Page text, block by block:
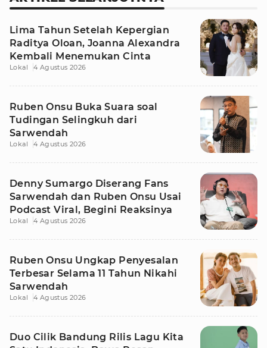
Lima Tahun Setelah Kepergian
Raditya Oloan, Joanna Alexandra
Kembali Menemukan Cinta
Lokal 4 Agustus 2026
Ruben Onsu Buka Suara soal
Tudingan Selingkuh dari
Sarwendah
Lokal 4 Agustus 2026
Denny Sumargo Diserang Fans
Sarwendah dan Ruben Onsu Usai
Podcast Viral, Begini Reaksinya
Lokal 4 Agustus 2026
Ruben Onsu Ungkap Penyesalan
Terbesar Selama 11 Tahun Nikahi
Sarwendah
Lokal 4 Agustus 2026
Duo Cilik Bandung Rilis Lagu Kita